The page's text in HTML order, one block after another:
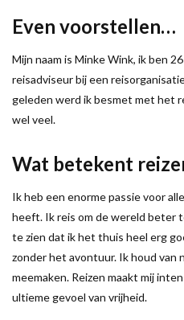
Even voorstellen…
Mijn naam is Minke Wink, ik ben
reisadviseur bij een
geleden werd ik besmet met het
wel veel.
Wat betekent
Ik heb een enorme passie voor
heeft. Ik reis om de wereld beter
te zien dat ik het thuis heel erg
zonder het avontuur. Ik houd van
meemaken. Reizen maakt mij
ultieme gevoel van vrijheid.